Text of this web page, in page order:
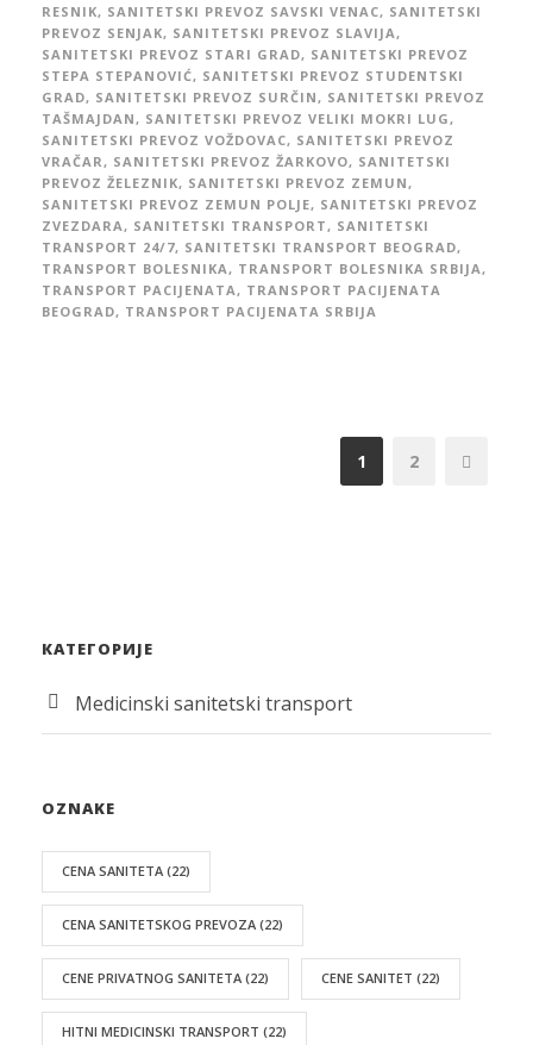
RESNIK, SANITETSKI PREVOZ SAVSKI VENAC, SANITETSKI
PREVOZ SENJAK, SANITETSKI PREVOZ SLAVIJA ,
SANITETSKI PREVOZ STARI GRAD, SANITETSKI PREVOZ
STEPA STEPANOVIĆ, SANITETSKI PREVOZ STUDENTSKI
GRAD, SANITETSKI PREVOZ SURČIN , SANITETSKI PREVOZ
TAŠMAJDAN , SANITETSKI PREVOZ VELIKI MOKRI LUG ,
SANITETSKI PREVOZ VOŽDOVAC, SANITETSKI PREVOZ
VRAČAR , SANITETSKI PREVOZ ŽARKOVO, SANITETSKI
PREVOZ ŽELEZNIK, SANITETSKI PREVOZ ZEMUN ,
SANITETSKI PREVOZ ZEMUN POLJE, SANITETSKI PREVOZ
ZVEZDARA , SANITETSKI TRANSPORT , SANITETSKI
TRANSPORT 24/7, SANITETSKI TRANSPORT BEOGRAD,
TRANSPORT BOLESNIKA , TRANSPORT BOLESNIKA SRBIJA ,
TRANSPORT PACIJENATA , TRANSPORT PACIJENATA
BEOGRAD, TRANSPORT PACIJENATA SRBIJA
1 2
КАТЕГОРИЈЕ
Medicinski sanitetski transport
OZNAKE
CENA SANITETA (22)
CENA SANITETSKOG PREVOZA (22)
CENE PRIVATNOG SANITETA (22) CENE SANITET (22)
HITNI MEDICINSKI TRANSPORT (22)